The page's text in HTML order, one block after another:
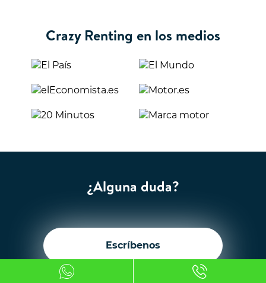
Crazy Renting en los medios
¿Alguna duda?
Escríbenos